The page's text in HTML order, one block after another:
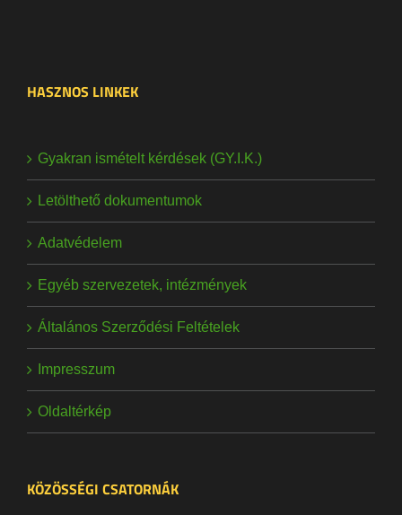
HASZNOS LINKEK
Gyakran ismételt kérdések (GY.I.K.)
Letölthető dokumentumok
Adatvédelem
Egyéb szervezetek, intézmények
Általános Szerződési Feltételek
Impresszum
Oldaltérkép
KÖZÖSSÉGI CSATORNÁK